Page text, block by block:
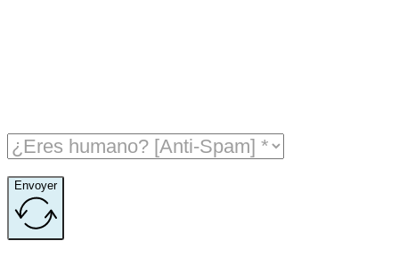
Envoyer